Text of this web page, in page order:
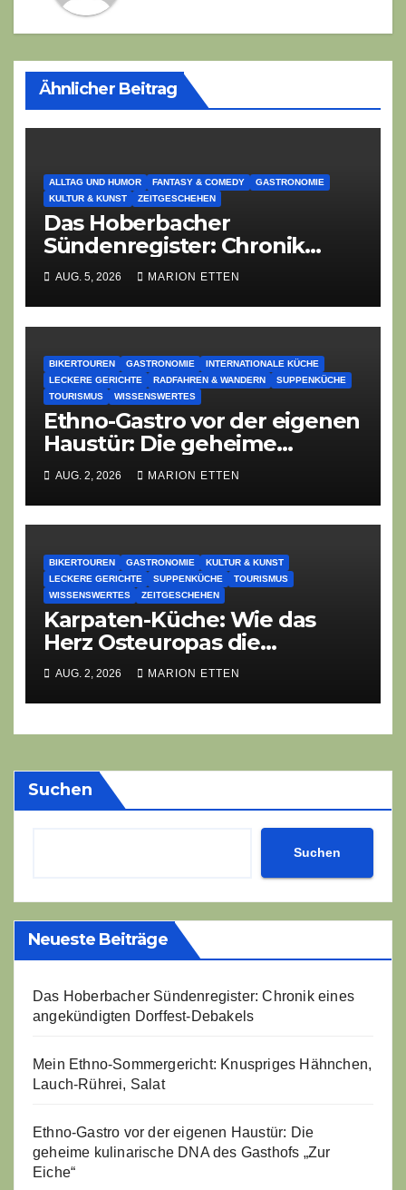
Ähnlicher Beitrag
ALLTAG UND HUMOR FANTASY & COMEDY
GASTRONOMIE
KULTUR & KUNST
ZEITGESCHEHEN
Das Hoberbacher
Sündenregister: Chronik
eines angekündigten
Dorffest-Debakels
AUG. 5, 2026 MARION ETTEN
BIKERTOUREN GASTRONOMIE
INTERNATIONALE KÜCHE
LECKERE GERICHTE
RADFAHREN & WANDERN
SUPPENKÜCHE
TOURISMUS
WISSENSWERTES
Ethno-Gastro vor der eigenen
Haustür: Die geheime
kulinarische DNA des
Gasthofs „Zur Eiche“
AUG. 2, 2026 MARION ETTEN
BIKERTOUREN GASTRONOMIE
KULTUR & KUNST
LECKERE GERICHTE
SUPPENKÜCHE
TOURISMUS
WISSENSWERTES
ZEITGESCHEHEN
Karpaten-Küche: Wie das
Herz Osteuropas die
moderne Ethno-Gastronomie
erobert
AUG. 2, 2026 MARION ETTEN
Suchen
Suchen
Neueste Beiträge
Das Hoberbacher Sündenregister: Chronik eines
angekündigten Dorffest-Debakels
Mein Ethno-Sommergericht: Knuspriges Hähnchen,
Lauch-Rührei, Salat
Ethno-Gastro vor der eigenen Haustür: Die
geheime kulinarische DNA des Gasthofs „Zur
Eiche“